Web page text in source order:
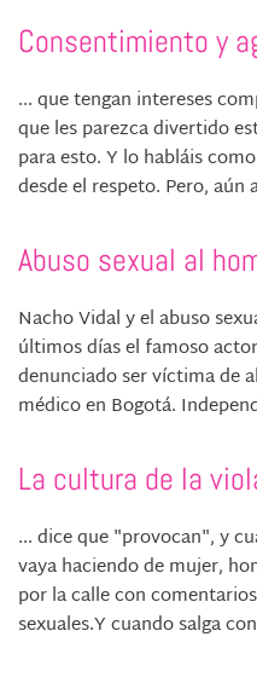
Consentimiento y
... que tengan intereses
que les parezca divertido
para esto. Y lo habláis como
desde el respeto. Pero, aún
Abuso sexual al
Nacho Vidal y el abuso
últimos días el famoso
denunciado ser víctima de
médico en Bogotá.
La cultura de la
... dice que "provocan", y
vaya haciendo de mujer,
por la calle con
sexuales.Y cuando salga